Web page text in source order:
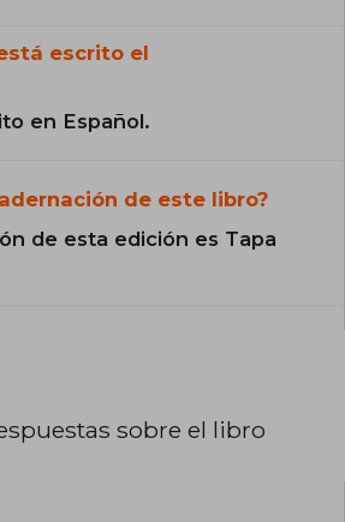
escrito el
en Español.
de este libro?
de esta edición es Tapa
sobre el libro